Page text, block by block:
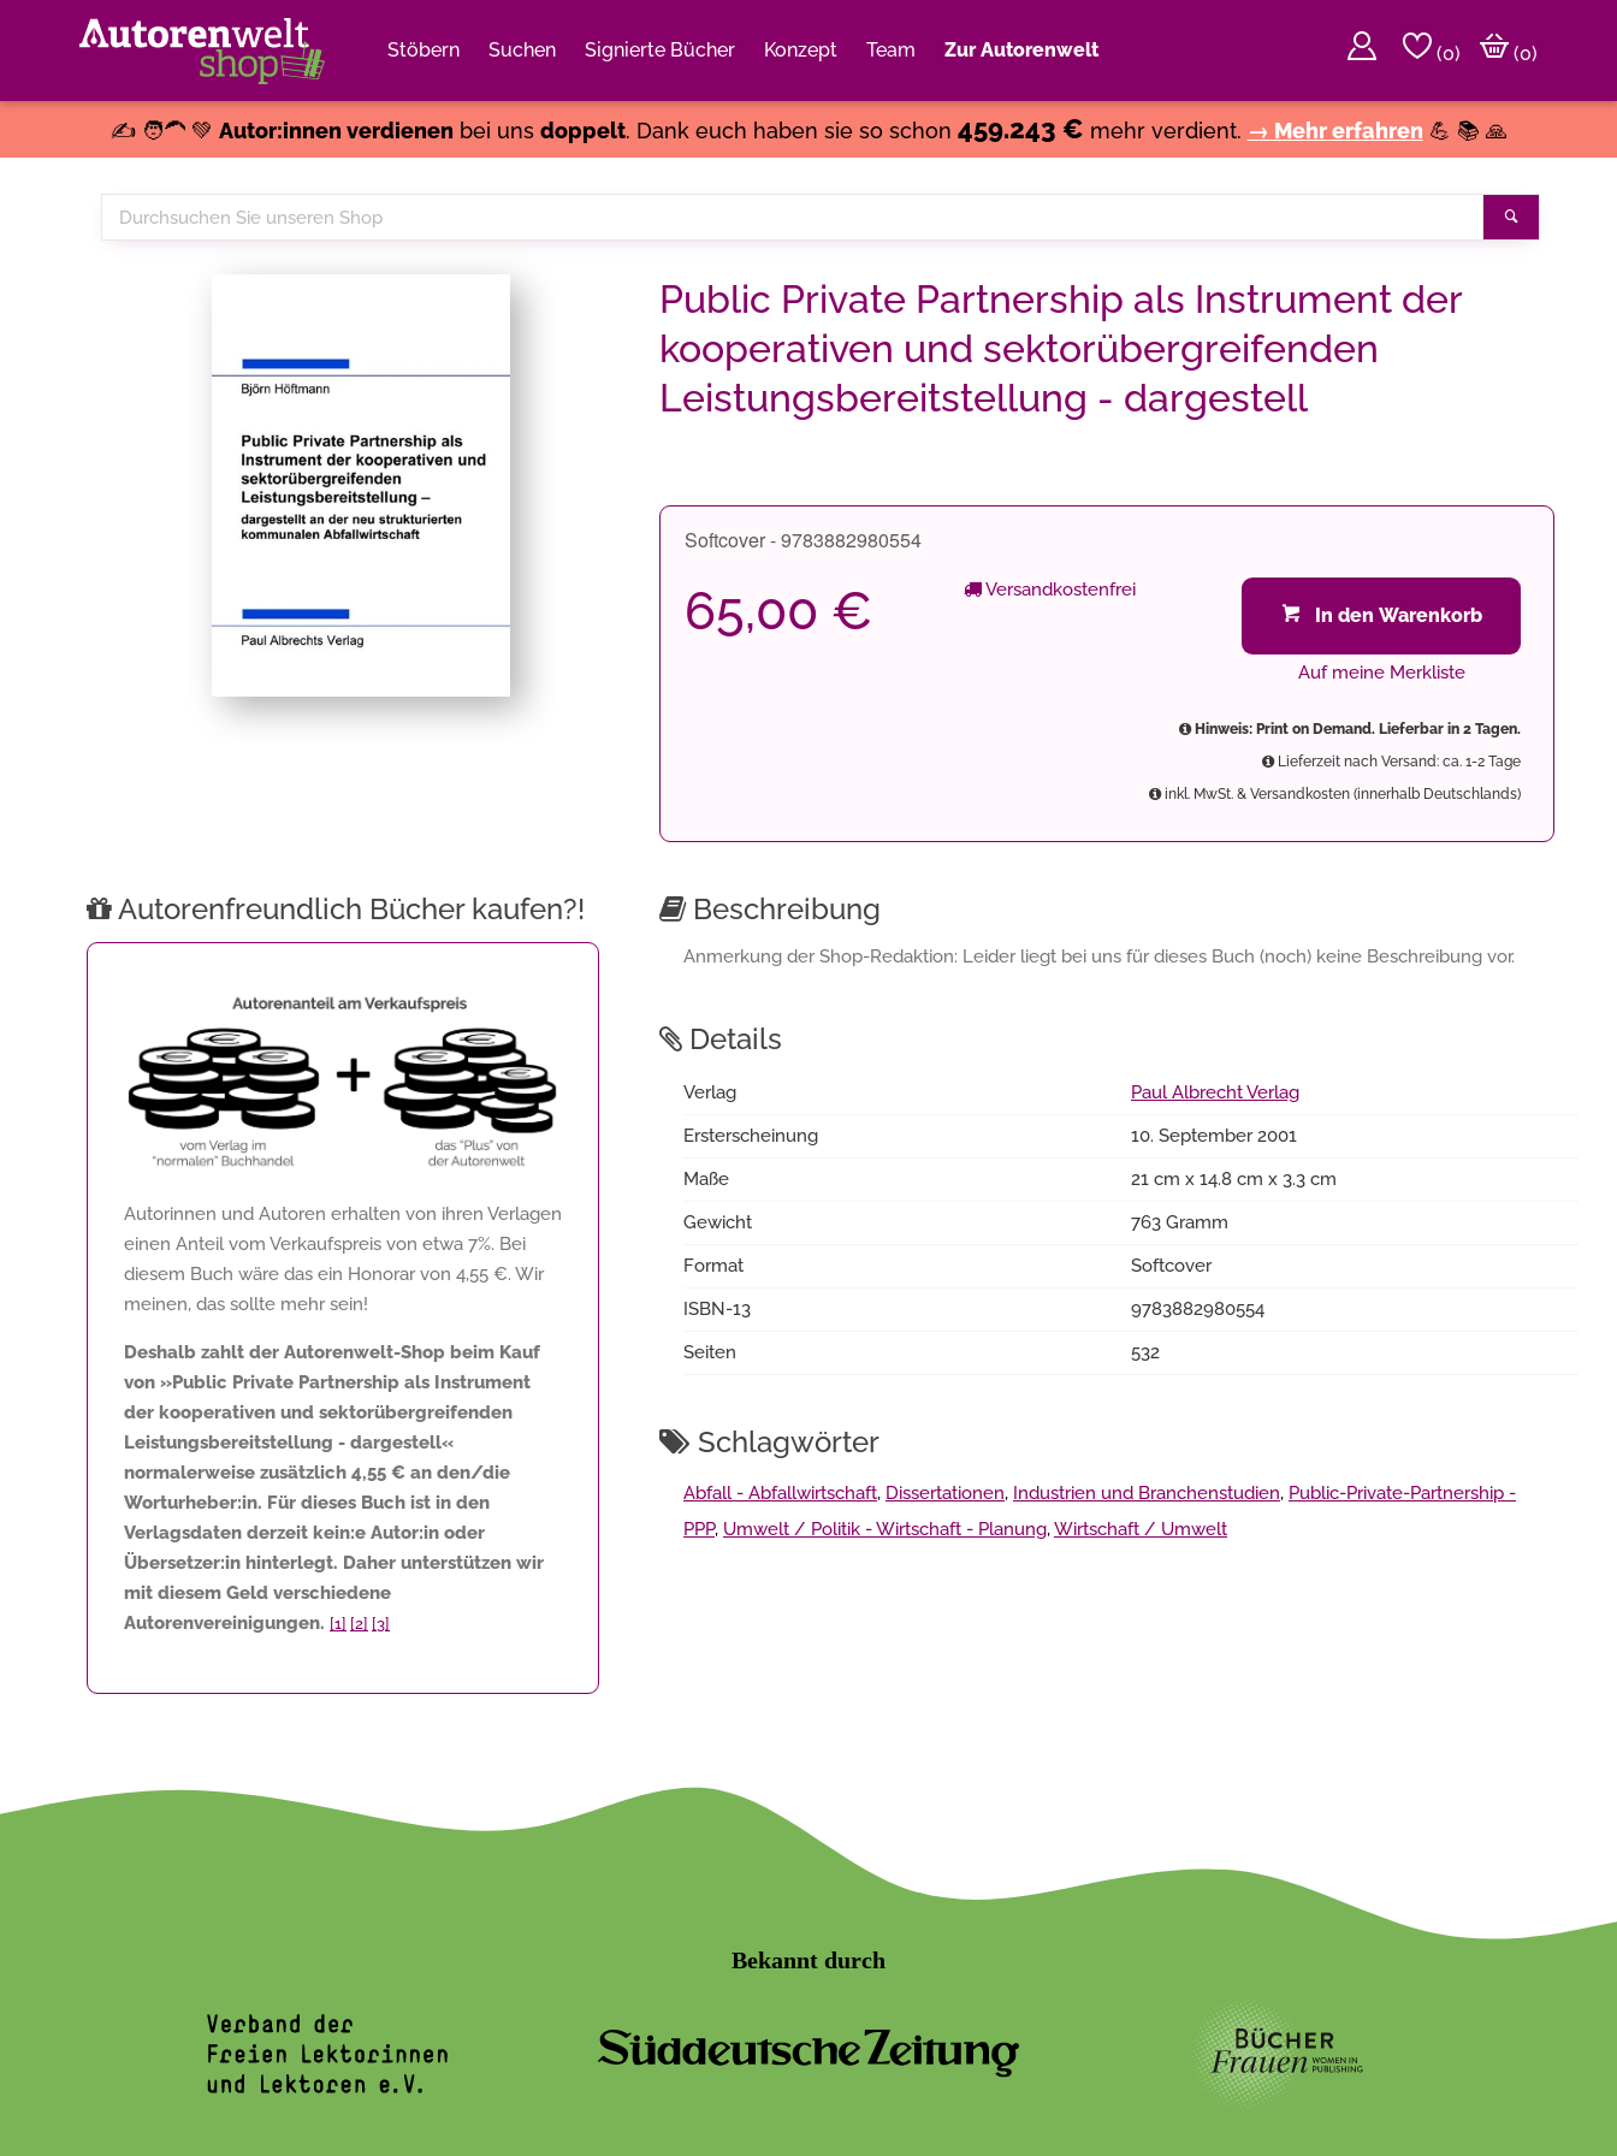
Stöbern Suchen Signierte Bücher Konzept Team Zur Autorenwelt (0)
(0)
✍️ 🧑‍🦱 💚 Autor:innen verdienenbei uns doppelt. Dank euch haben sie so schon 459.243 € mehr verdient. → Mehr erfahren 💪 📚 🙏
Durchsuchen
Sie
Public Private Partnership als Instrument der
kooperativen und sektorübergreifenden
Leistungsbereitstellung - dargestell
Softcover - 9783882980554
65,00 € Versandkostenfrei
In den Warenkorb
Auf meine Merkliste
Hinweis: Print on Demand. Lieferbar in 2 Tagen.
Lieferzeit nach Versand: ca. 1-2 Tage
inkl. MwSt. & Versandkosten (innerhalb Deutschlands)
Autorenfreundlich Bücher kaufen?!
Autorinnen und Autoren erhalten von ihren Verlagen
einen Anteil vom Verkaufspreis von etwa 7%. Bei
diesem Buch wäre das ein Honorar von 4,55 €. Wir
meinen, das sollte mehr sein!
Deshalb zahlt der Autorenwelt-Shop beim Kauf
von »Public Private Partnership als Instrument
der kooperativen und sektorübergreifenden
Leistungsbereitstellung - dargestell«
normalerweise zusätzlich 4,55 € an den/die
Worturheber:in. Für dieses Buch ist in den
Verlagsdaten derzeit kein:e Autor:in oder
Übersetzer:in hinterlegt. Daher unterstützen wir
mit diesem Geld verschiedene
Autorenvereinigungen. [1] [2] [3]
Beschreibung
Anmerkung der Shop-Redaktion: Leider liegt bei uns für dieses Buch (noch) keine Beschreibung vor.
Details
Verlag
Paul Albrecht Verlag
Ersterscheinung
10. September 2001
Maße
21 cm x 14.8 cm x 3.3 cm
Gewicht
763 Gramm
Format
Softcover
ISBN-13
9783882980554
Seiten
532
Schlagwörter
Abfall - Abfallwirtschaft, Dissertationen, Industrien und Branchenstudien, Public-Private-Partnership -
PPP, Umwelt / Politik - Wirtschaft - Planung,Wirtschaft / Umwelt
Bekannt durch